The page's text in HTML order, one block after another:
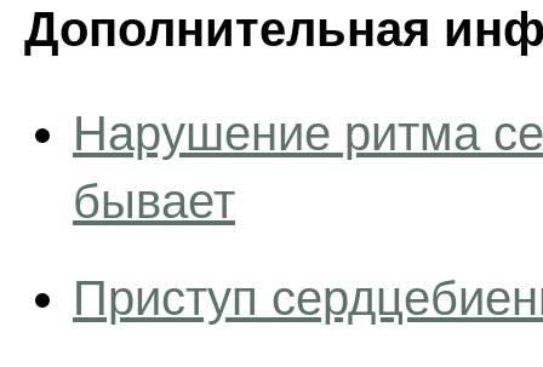
Дополнительная
Нарушение ритма
бывает
Приступ